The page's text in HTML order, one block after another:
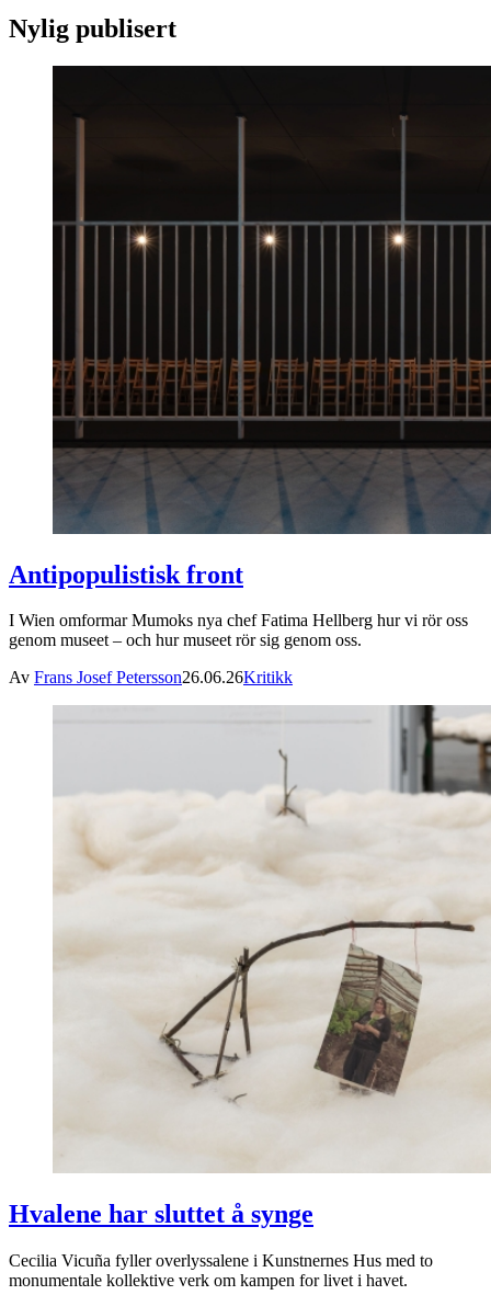
Nylig publisert
Antipopulistisk front
I Wien omformar Mumoks nya chef Fatima Hellberg hur vi rör oss
genom museet – och hur museet rör sig genom oss.
Av Frans Josef Petersson26.06.26Kritikk
Hvalene har sluttet å synge
Cecilia Vicuña fyller overlyssalene i Kunstnernes Hus med to
monumentale kollektive verk om kampen for livet i havet.